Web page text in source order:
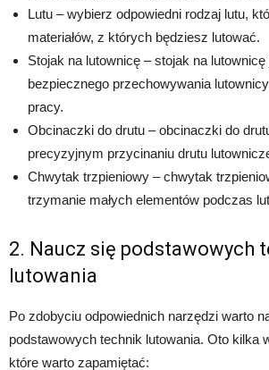
Lutu – wybierz odpowiedni rodzaj lutu,
materiałów, z których będziesz lutować.
Stojak na lutownicę – stojak na
bezpiecznego przechowywania
pracy.
Obcinaczki do drutu – obcinaczki do
precyzyjnym przycinaniu drutu
Chwytak trzpieniowy – chwytak
trzymanie małych elementów podczas
2. Naucz się podstawowych
lutowania
Po zdobyciu odpowiednich narzędzi warto
podstawowych technik lutowania. Oto kilka
które warto zapamiętać: